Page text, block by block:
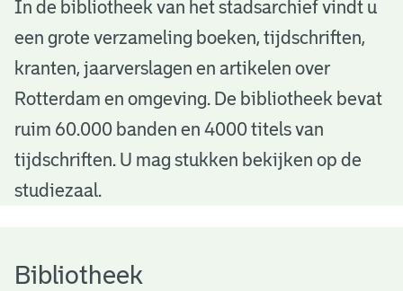
B
b
o
h
In de bibliotheek van het stadsarchief vindt u
een grote verzameling boeken, tijdschriften,
kranten, jaarverslagen en artikelen over
Rotterdam en omgeving. De bibliotheek bevat
ruim 60.000 banden en 4000 titels van
tijdschriften. U mag stukken bekijken op de
studiezaal.
Bibliotheek